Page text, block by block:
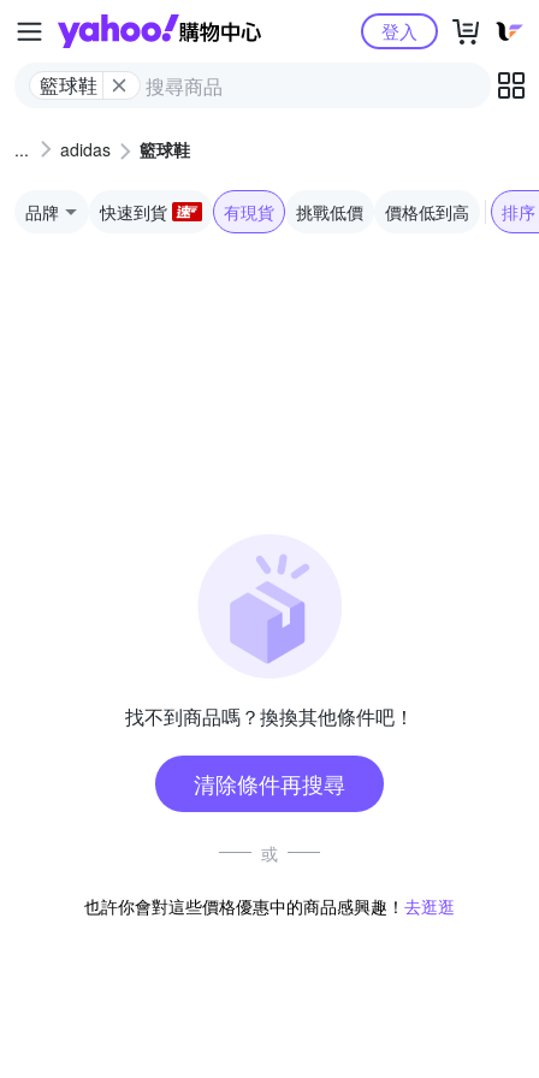
Yahoo購物中心
籃球鞋
登入
adidas 籃球鞋
品牌 快速到貨 有現貨 挑戰低價 價格低到高 排序
找不到商品嗎？換換其他條件吧！
清除條件再搜尋
或
也許你會對這些價格優惠中的商品感興趣！ 去逛逛